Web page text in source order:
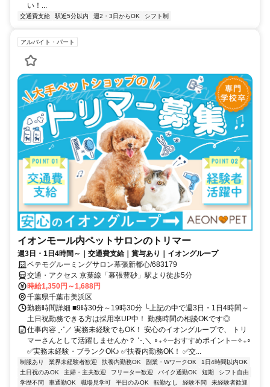
い！...
交通費支給 駅近5分以内 週2・3日からOK シフト制
アルバイト・パート
イオンモール内ペットサロンのトリマー
週3日・1日4時間～｜交通費支給｜賞与あり｜イオングループ
ペテモグルーミングサロン幕張新都心/683179
交通・アクセス 京葉線「幕張豊砂」駅より徒歩5分
時給1,350円～1,688円
千葉県千葉市美浜区
勤務時間詳細 ■9時30分～19時30分 └上記の中で週3日・1日4時間～
土日祝勤務できる方は採用率UP中！ 勤務時間の相談OKです◎
仕事内容 ⋰／ 実務未経験でもOK！ 安心のイオングループで、 トリ
マーさんとして活躍しませんか？ ⋱＼ ∘₊✧─おすすめポイント─✧₊∘
✅実務未経験・ブランクOK♪ ✅️扶養内勤務OK！ ✅️交...
制服あり 業界未経験者歓迎 扶養内勤務OK 副業・WワークOK
1日4時間以内OK
土日祝のみOK
主婦・主夫歓迎 フリーター歓迎 バイク通勤OK 短期
シフト自由
学歴不問
車通勤OK 職場見学可 平日のみOK 転勤なし 経験不問
未経験者歓迎